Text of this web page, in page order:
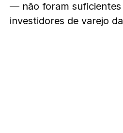
— não foram
investidores de varejo